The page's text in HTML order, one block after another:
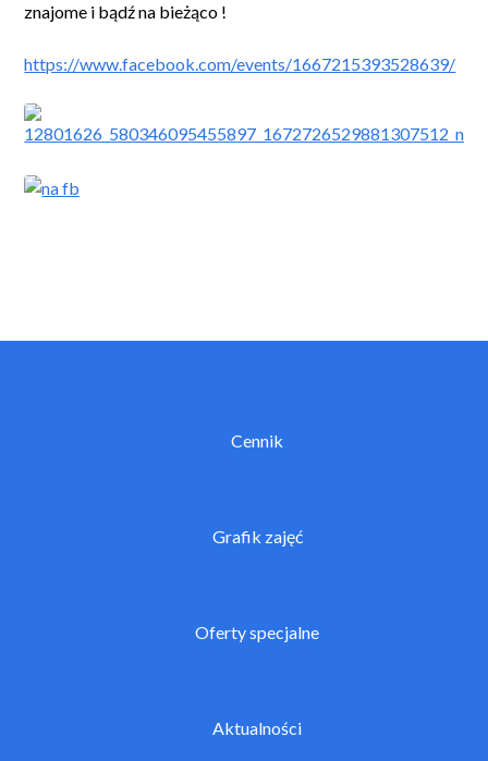
znajome i bądź na bieżąco !
https://www.facebook.com/events/1667215393528639/
Cennik
Grafik zajęć
Oferty specjalne
Aktualności